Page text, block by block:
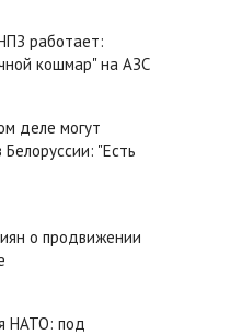
работает:
кошмар" на АЗС
деле могут
"Есть
о продвижении
НАТО: под